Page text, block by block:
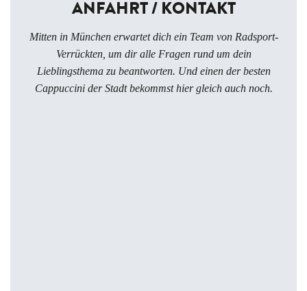
ANFAHRT / KONTAKT
Mitten in München erwartet dich ein Team von Radsport-
Verrückten, um dir alle Fragen rund um dein
Lieblingsthema zu beantworten. Und einen der besten
Cappuccini der Stadt bekommst hier gleich auch noch.